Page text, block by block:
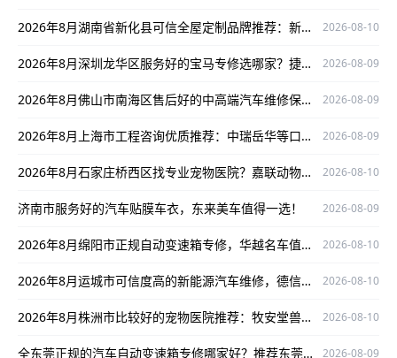
2026年8月湖南省新化县可信全屋定制品牌推荐：新化铭品装饰值得关注 2026-08-10
2026年8月深圳龙华区服务好的宝马专修选哪家？捷宝汇值得考虑 2026-08-09
2026年8月佛山市南海区售后好的中高端汽车维修保养，鸿悦之星值得关注 2026-08-09
2026年8月上海市工程咨询优质推荐：中瑞岳华等口碑之选 2026-08-09
2026年8月石家庄桥西区找专业宠物医院？嘉联动物医院值得关注 2026-08-10
济南市服务好的汽车贴膜车衣，东来美车值得一选！ 2026-08-09
2026年8月绵阳市正规自动变速箱专修，华越名车值得选择 2026-08-10
2026年8月运城市可信度高的新能源汽车维修，德信联盟值得关注 2026-08-10
2026年8月株洲市比较好的宠物医院推荐：牧安堂兽药店专业靠谱口碑佳 2026-08-10
全东莞正规的汽车自动变速箱专修哪家好？推荐东莞美亚自动变速箱专修 2026-08-09